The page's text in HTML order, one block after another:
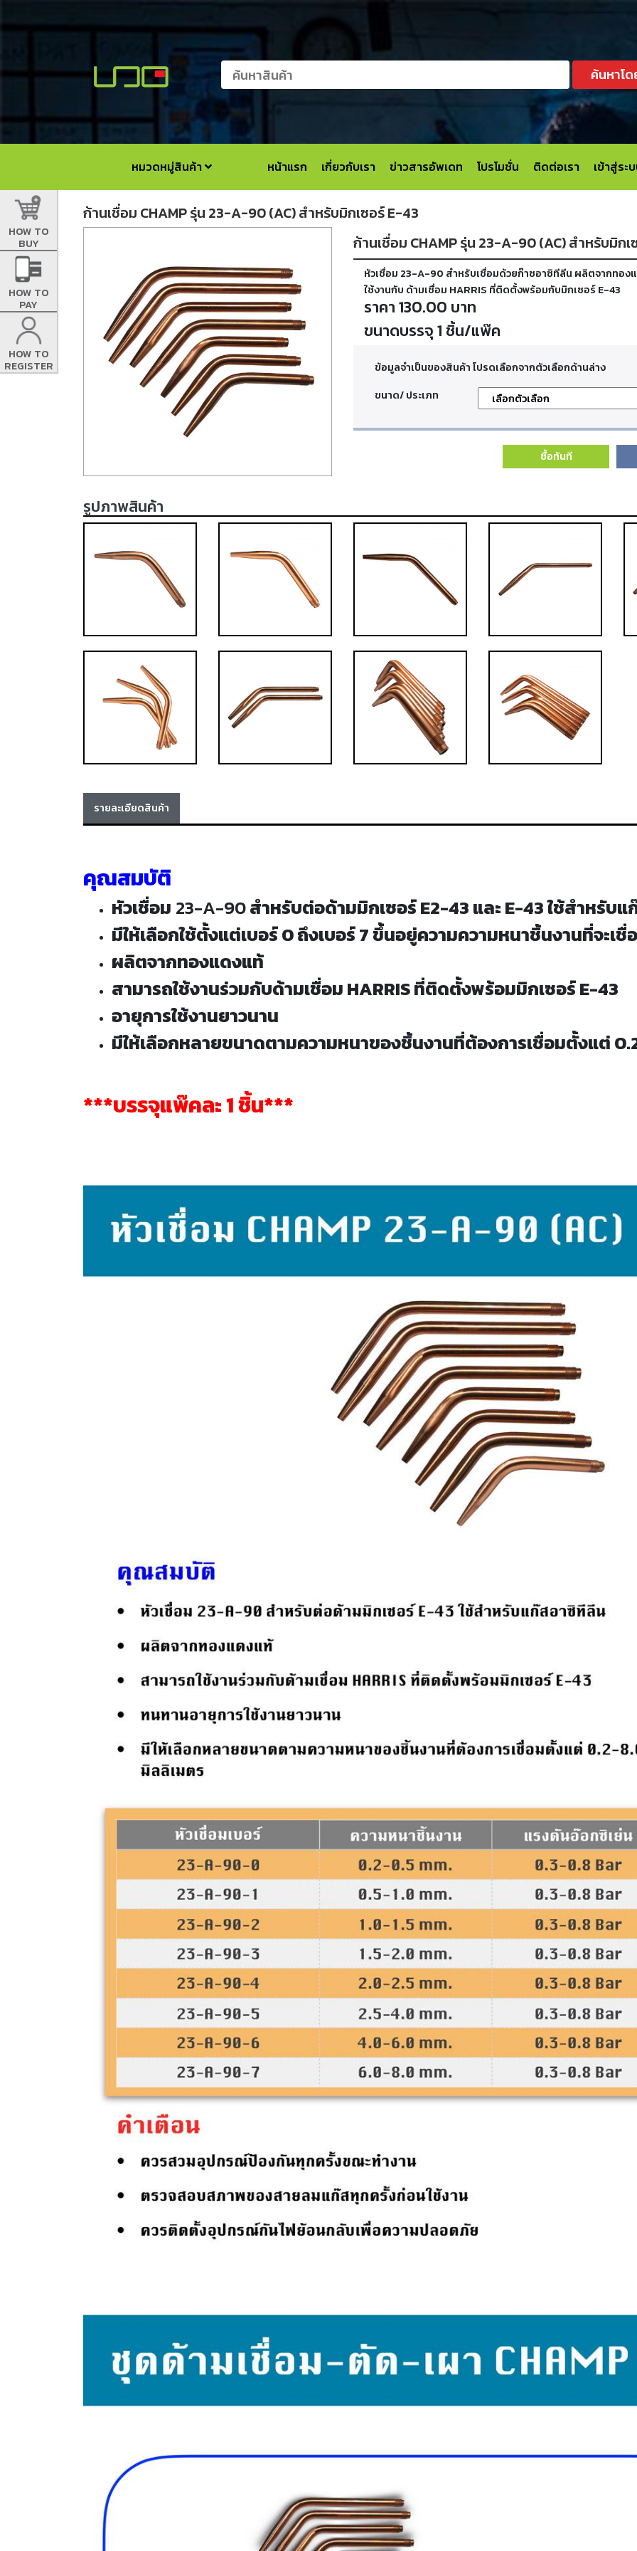
ค้นหาโ
หมวดหมู่สินค้า หน้าแรก เกี่ยวกับเรา ข่าวสารอัพเดท โปรโมชั่น ติดต่อเรา เข้าสู่ร
HOW TO
BUY
HOW TO
PAY
HOW TO
REGISTER
ก้านเชื่อม CHAMP รุ่น 23-A-90 (AC) สำหรับมิกเซอร์ E-43
ก้านเชื่อม CHAMP รุ่น 23-A-90 (AC) สำหรับมิกเ
หัวเชื่อม 23-A-90 สำหรับเชื่อมด้วยก๊าซอาซิทีลีน ผลิตจากทอง
ใช้งานกับ ด้ามเชื่อม HARRIS ที่ติดตั้งพร้อมกับมิกเซอร์ E-43
ราคา 130.00 บาท
ขนาดบรรจุ 1 ชิ้น/แพ๊ค
ข้อมูลจำเป็นของสินค้า โปรดเลือกจากตัวเลือกด้านล่าง
ขนาด/ ประเภท
ซื้อทันที
รูปภาพสินค้า
รายละเอียดสินค้า
คุณสมบัติ
หัวเชื่อม 23-A-90สำหรับต่อด้ามมิกเซอร์ E2-43 และ E-43 ใช้สำหรับ
มีให้เลือกใช้ตั้งแต่เบอร์ 0 ถึงเบอร์ 7 ขึ้นอยู่ความความหนาชิ้นงานที่จะเชื่
ผลิตจากทองแดงแท้
สามารถใช้งานร่วมกับด้ามเชื่อม HARRIS ที่ติดตั้งพร้อมมิกเซอร์ E-43
อายุการใช้งานยาวนาน
มีให้เลือกหลายขนาดตามความหนาของชิ้นงานที่ต้องการเชื่อมตั้งแต่
***บรรจุแพ๊คละ 1 ชิ้น***